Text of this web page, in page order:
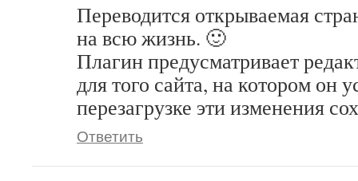
Переводится открываемая
на всю жизнь. 🙂
Плагин предусматривает
для того сайта, на котором он
перезагрузке эти изменения
Ответить